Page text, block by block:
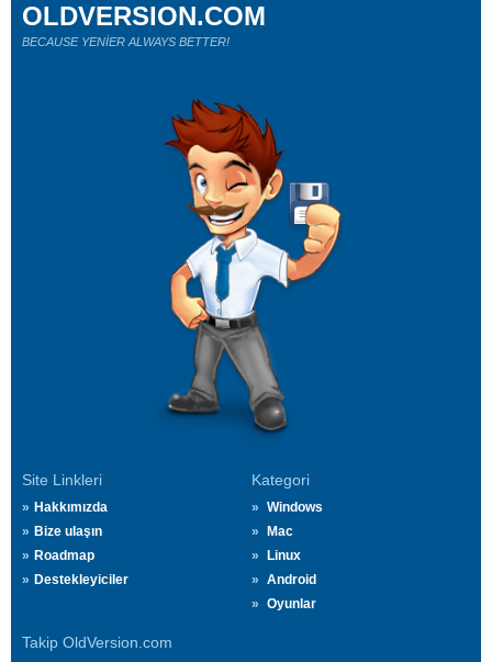
Site Linkleri
Hakkımızda
Bize ulaşın
Roadmap
Destekleyiciler
Kategori
Windows
Mac
Linux
Android
Oyunlar
Takip OldVersion.com
OLDVERSION.COM
BECAUSE YENİER ALWAYS BETTER!